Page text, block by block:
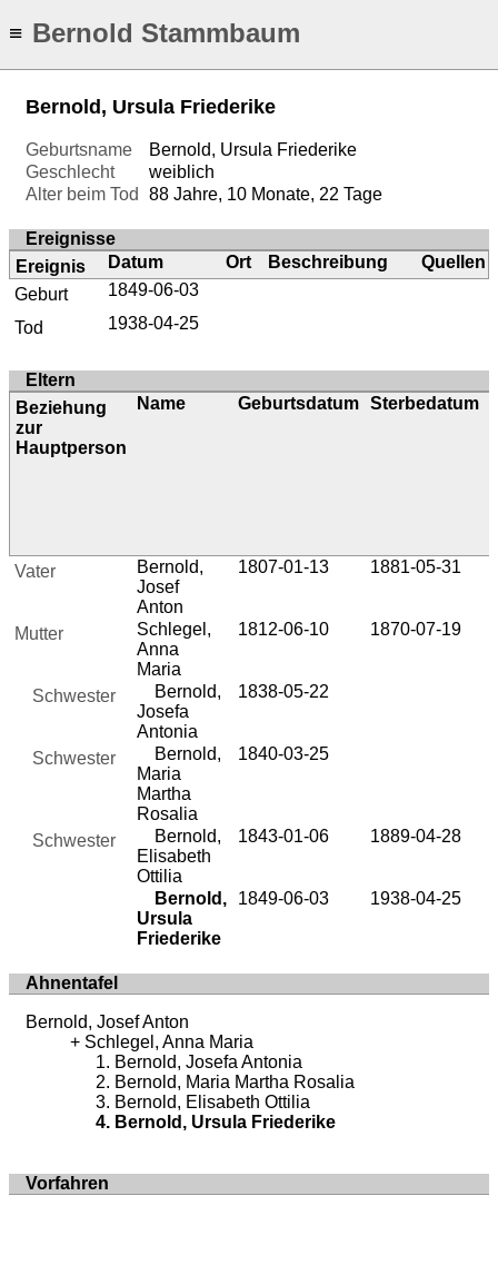
≡ Bernold Stammbaum
Bernold, Ursula Friederike
Geburtsname
Bernold, Ursula Friederike
Geschlecht
weiblich
Alter beim Tod
88 Jahre, 10 Monate, 22 Tage
Ereignisse
Ereignis
Datum Ort Beschreibung
Quellen
Geburt
1849-06-03
Tod
1938-04-25
Eltern
Beziehung
zur
Hauptperson
Name Geburtsdatum Sterbedatum
Vater
Bernold,
Josef
Anton
1807-01-13 1881-05-31
Mutter
Schlegel,
Anna
Maria
1812-06-10 1870-07-19
Schwester
Bernold,
Josefa
Antonia
1838-05-22
Schwester
Bernold,
Maria
Martha
Rosalia
1840-03-25
Schwester
Bernold,
Elisabeth
Ottilia
1843-01-06 1889-04-28
Bernold,
Ursula
Friederike
1849-06-03 1938-04-25
Ahnentafel
Bernold, Josef Anton
Schlegel, Anna Maria
Bernold, Josefa Antonia
Bernold, Maria Martha Rosalia
Bernold, Elisabeth Ottilia
Bernold, Ursula Friederike
Vorfahren